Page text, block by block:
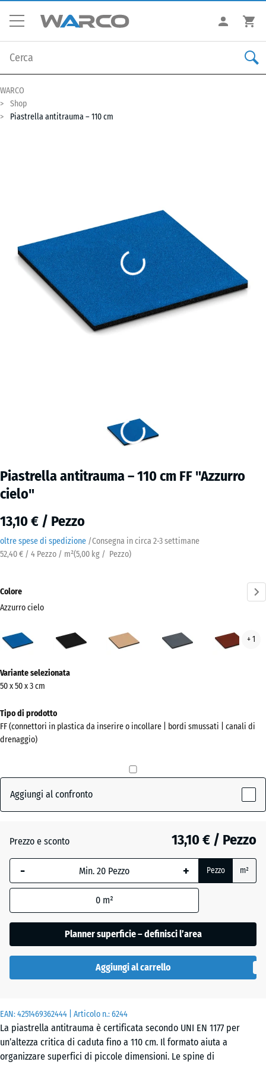
WARCO
Shop
Piastrella antitrauma – 110 cm
Piastrella antitrauma – 110 cm FF "Azzurro
cielo"
13,10 € / Pezzo
oltre spese di spedizione /Consegna in circa 2-3 settimane
52,40 € / 4 Pezzo / m²(5,00 kg / Pezzo)
EAN:4251469362444 | Articolo n.:6244
La piastrella antitrauma è certificata secondo UNI EN 1177 per
un’altezza critica di caduta fino a 110 cm. Il formato aiuta a
organizzare superfici di piccole dimensioni. Le spine di
Colore
Azzurro cielo
sabbia
ardesia
+ 1
informazioni
sui
colori?
Mostra
la
Azzurro
cielo(active)
sabbia
Grigio
Rosso
mattone
- 2,80 €
Variante selezionata
50 x 50 x 3 cm
Tipo di prodotto
FF (connettori in plastica da inserire o incollare | bordi smussati | canali di
drenaggio)
Aggiungi al confronto
Prezzo e sconto 13,10 € / Pezzo
- + Pezzo m²
0 m²
Planner superficie – definisci l’area
Aggiungi al carrello